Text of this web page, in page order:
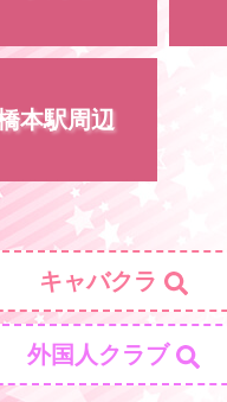
本駅周辺
キャバクラ
外国人クラブ